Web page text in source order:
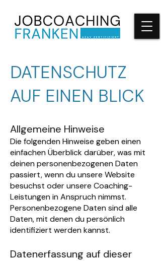
DATENSCHUTZ
AUF EINEN BLICK
Allgemeine Hinweise
Die folgenden Hinweise geben einen
einfachen Überblick darüber, was mit
deinen personenbezogenen Daten
passiert, wenn du unsere Website
besuchst oder unsere Coaching-
Leistungen in Anspruch nimmst.
Personenbezogene Daten sind alle
Daten, mit denen du persönlich
identifiziert werden kannst.
Datenerfassung auf dieser